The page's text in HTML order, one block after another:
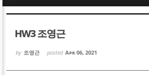
HW3 조영근
by 조영근 posted Apr 06, 2021
Sketchbook5, 스케치북5
Sketchbook5, 스케치북5